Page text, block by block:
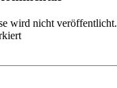
wird nicht veröffentlicht.